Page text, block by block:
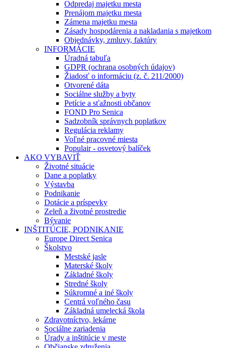
Odpredaj majetku mesta
Prenájom majetku mesta
Zámena majetku mesta
Zásady hospodárenia a nakladania s majetkom
Objednávky, zmluvy, faktúry
INFORMÁCIE
Úradná tabuľa
GDPR (ochrana osobných údajov)
Žiadosť o informáciu (z. č. 211/2000)
Otvorené dáta
Sociálne služby a byty
Petície a sťažnosti občanov
FOND Pro Senica
Sadzobník správnych poplatkov
Regulácia reklamy
Voľné pracovné miesta
Populair - osvetový balíček
AKO VYBAVIŤ
Životné situácie
Dane a poplatky
Výstavba
Podnikanie
Dotácie a príspevky
Zeleň a životné prostredie
Bývanie
INŠTITÚCIE, PODNIKANIE
Europe Direct Senica
Školstvo
Mestské jasle
Materské školy
Základné školy
Stredné školy
Súkromné a iné školy
Centrá voľného času
Základná umelecká škola
Zdravotníctvo, lekárne
Sociálne zariadenia
Úrady a inštitúcie v meste